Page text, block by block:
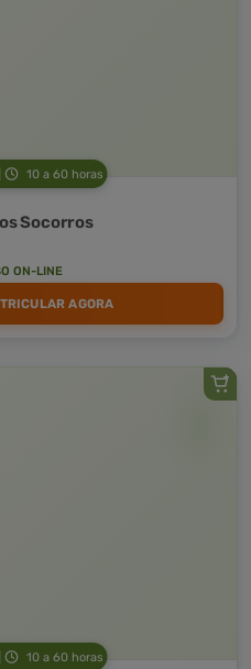
10 a 60 horas
Socorros
ON-LINE
AGORA
10 a 60 horas